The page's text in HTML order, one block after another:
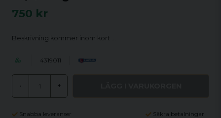
750 kr
Beskrivning kommer inom kort …
4319011
- +
Snabba leveranser Säkra betalningar